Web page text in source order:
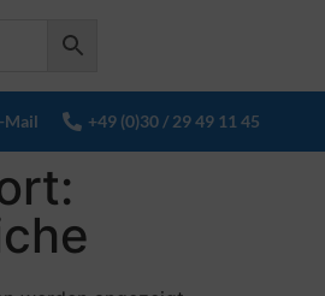
Mail +49 (0)30 / 29 49 11 45